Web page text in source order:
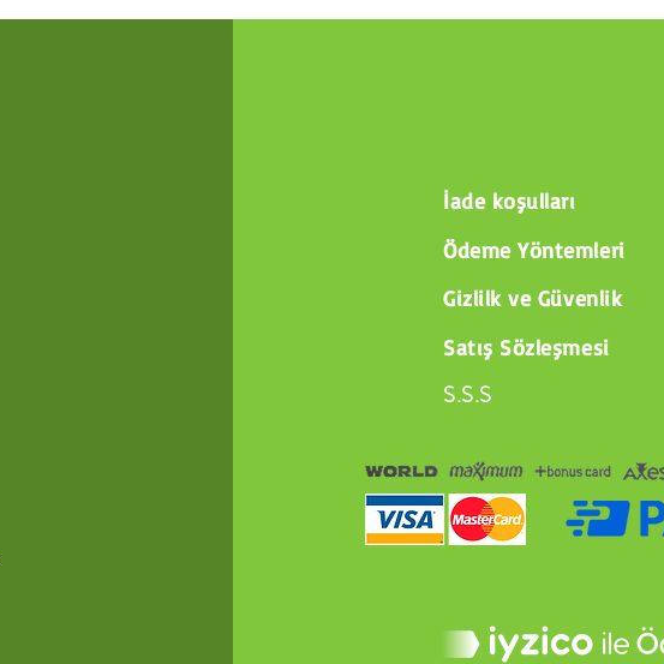
İade koşulları
Ödeme Yöntemleri
Gizlilk ve Güvenlik
Satış Sözleşmesi
S.S.S